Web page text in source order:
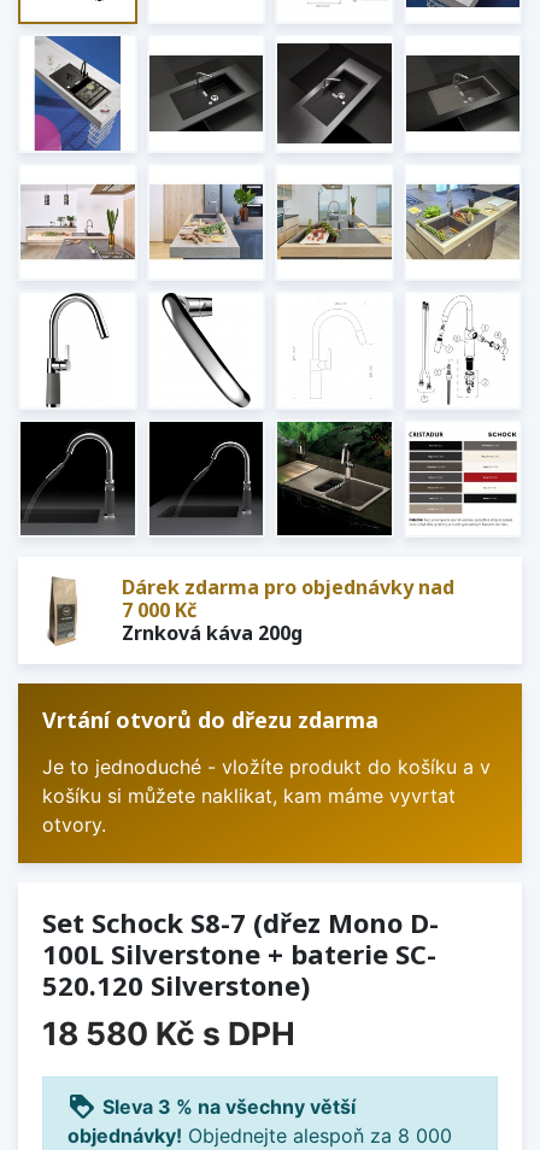
Dárek zdarma pro objednávky nad
7 000 Kč
Zrnková káva 200g
Vrtání otvorů do dřezu zdarma
Je to jednoduché - vložíte produkt do košíku a v
košíku si můžete naklikat, kam máme vyvrtat
otvory.
Set Schock S8-7 (dřez Mono D-
100L Silverstone + baterie SC-
520.120 Silverstone)
18 580 Kč s DPH
loyalty Sleva 3 % na všechny větší
objednávky! Objednejte alespoň za 8 000